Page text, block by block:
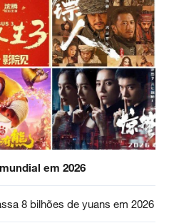
em 2026
8 bilhões de yuans em 2026